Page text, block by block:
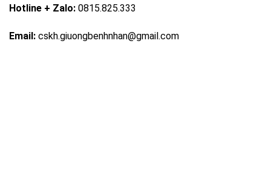
Hotline + Zalo: 0815.825.333
Email: cskh.giuongbenhnhan@gmail.com